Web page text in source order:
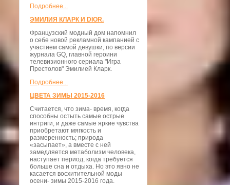
Подробнее...
ЭМИЛИЯ КЛАРК И DIOR.
Французский модный дом напомнил
о себе новой рекламной кампанией с
участием самой девушки, по версии
журнала GQ, главной героини
телевизионного сериала "Игра
Престолов" Эмилией Кларк.
Подробнее...
ЦВЕТА ЗИМЫ 2015-2016
Считается, что зима- время, когда
способны остыть самые острые
интриги, и даже самые яркие чувства
приобретают мягкость и
размеренность; природа
«засыпает», а вместе с ней
замедляется метаболизм человека,
наступает период, когда требуется
больше сна и отдыха. Но это явно не
касается восхитительной моды
осени- зимы 2015-2016 года.